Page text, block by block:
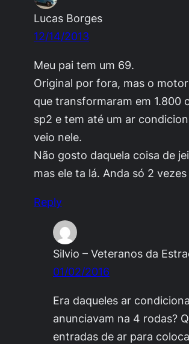
Lucas Borges
12/14/2013
Meu pai tem um 69.
Original por fora, mas o
que transformaram em 1.800
sp2 e tem até um ar
veio nele.
Não gosto daquela coisa de
mas ele ta lá. Anda só 2
Reply
Silvio – Veteranos da
01/02/2016
Era daqueles ar
anunciavam na 4 rodas?
entradas de ar para